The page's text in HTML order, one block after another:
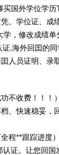
国外学位学历
、学位证、成
学，修改成绩
.海外回囯的
人员证明、录
不收费！！！
、快速稳妥，
全程**跟踪进度
证。让您回国